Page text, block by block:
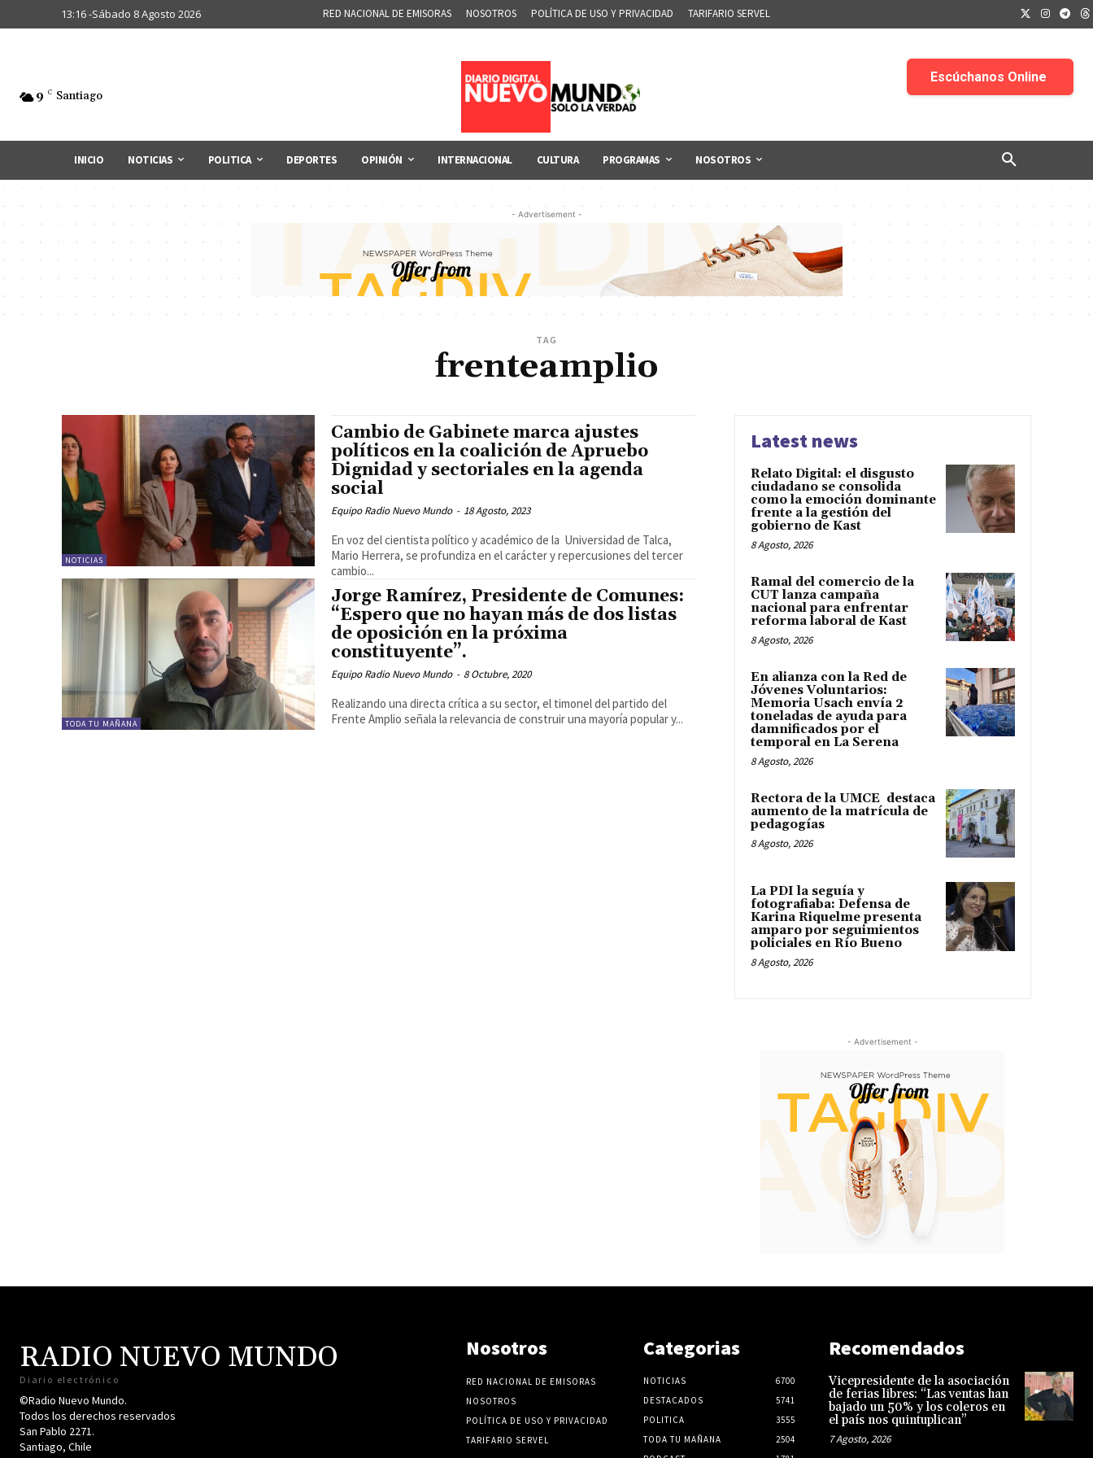
13:16 -Sábado 8 Agosto 2026 RED NACIONAL DE EMISORAS NOSOTROS POLÍTICA DE USO Y PRIVACIDAD TARIFARIO SERVEL
9 C Santiago
INICIO NOTICIAS POLITICA DEPORTES OPINIÓN INTERNACIONAL CULTURA PROGRAMAS NOSOTROS
- Advertisement -
TAG
frenteamplio
NOTICIAS
Cambio de Gabinete marca ajustes
políticos en la coalición de Apruebo
Dignidad y sectoriales en la agenda
social
Equipo Radio Nuevo Mundo - 18 Agosto, 2023
En voz del cientista político y académico de la Universidad de Talca,
Mario Herrera, se profundiza en el carácter y repercusiones del tercer
cambio...
TODA TU MAÑANA
Jorge Ramírez, Presidente de Comunes:
“Espero que no hayan más de dos listas
de oposición en la próxima
constituyente”.
Equipo Radio Nuevo Mundo - 8 Octubre, 2020
Realizando una directa crítica a su sector, el timonel del partido del
Frente Amplio señala la relevancia de construir una mayoría popular y...
Latest news
Relato Digital: el disgusto
ciudadano se consolida
como la emoción dominante
frente a la gestión del
gobierno de Kast
8 Agosto, 2026
Ramal del comercio de la
CUT lanza campaña
nacional para enfrentar
reforma laboral de Kast
8 Agosto, 2026
En alianza con la Red de
Jóvenes Voluntarios:
Memoria Usach envía 2
toneladas de ayuda para
damnificados por el
temporal en La Serena
8 Agosto, 2026
Rectora de la UMCE destaca
aumento de la matrícula de
pedagogías
8 Agosto, 2026
La PDI la seguía y
fotografiaba: Defensa de
Karina Riquelme presenta
amparo por seguimientos
policiales en Río Bueno
8 Agosto, 2026
- Advertisement -
RADIO NUEVO MUNDO
Diario electrónico
©Radio Nuevo Mundo.
Todos los derechos reservados
San Pablo 2271.
Santiago, Chile
Nosotros
RED NACIONAL DE EMISORAS
NOSOTROS
POLÍTICA DE USO Y PRIVACIDAD
TARIFARIO SERVEL
Categorias
NOTICIAS
6700
DESTACADOS
5741
POLITICA
3555
TODA TU MAÑANA
2504
Recomendados
Vicepresidente de la asociación
de ferias libres: “Las ventas han
bajado un 50% y los coleros en
el país nos quintuplican”
7 Agosto, 2026